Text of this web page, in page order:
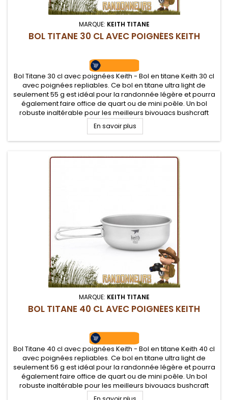
MARQUE: KEITH TITANE
BOL TITANE 30 CL AVEC POIGNÉES KEITH
Bol Titane 30 cl avec poignées Keith - Bol en titane Keith 30 cl
avec poignées repliables. Ce bol en titane ultra light de
seulement 55 g est idéal pour la randonnée légère et pourra
également faire office de quart ou de mini poêle. Un bol
robuste inaltérable pour les meilleurs bivouacs bushcraft
légers
En savoir plus
MARQUE: KEITH TITANE
BOL TITANE 40 CL AVEC POIGNÉES KEITH
Bol Titane 40 cl avec poignées Keith - Bol en titane Keith 40 cl
avec poignées repliables. Ce bol en titane ultra light de
seulement 56 g est idéal pour la randonnée légère et pourra
également faire office de quart ou de mini poêle. Un bol
robuste inaltérable pour les meilleurs bivouacs bushcraft
légers